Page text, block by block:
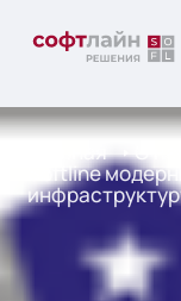
Главная О нас
Softline